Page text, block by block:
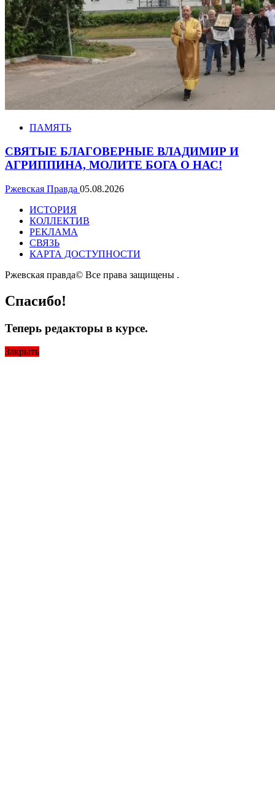
ПАМЯТЬ
СВЯТЫЕ БЛАГОВЕРНЫЕ ВЛАДИМИР И
АГРИППИНА, МОЛИТЕ БОГА О НАС!
Ржевская Правда 05.08.2026
ИСТОРИЯ
КОЛЛЕКТИВ
РЕКЛАМА
СВЯЗЬ
КАРТА ДОСТУПНОСТИ
Ржевская правда© Все права защищены .
Спасибо!
Теперь редакторы в курсе.
Закрыть